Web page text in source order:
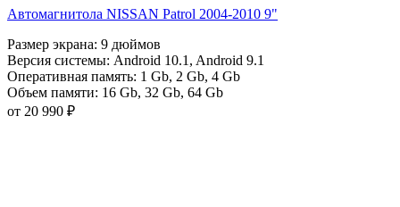
Автомагнитола NISSAN Patrol 2004-2010 9"
Размер экрана: 9 дюймов
Версия системы: Android 10.1 , Android 9.1
Оперативная память: 1 Gb, 2 Gb, 4 Gb
Объем памяти: 16 Gb, 32 Gb, 64 Gb
от 20 990 ₽